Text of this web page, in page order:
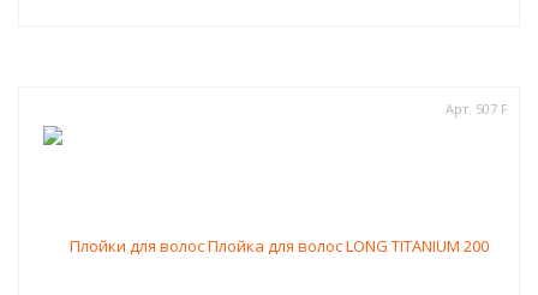
Арт. 507 F